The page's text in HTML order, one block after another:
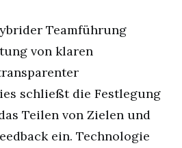
Teamführung
von klaren
schließt die Festlegung
Teilen von Zielen und
ein. Technologie